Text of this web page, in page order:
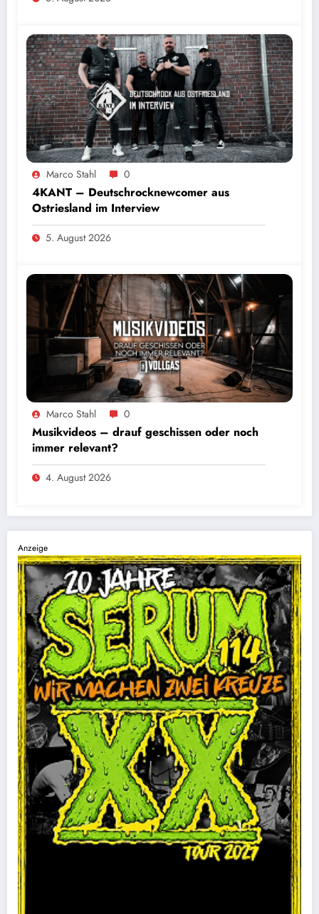
Marco Stahl 0
4KANT – Deutschrocknewcomer aus
Ostriesland im Interview
5. August 2026
Marco Stahl 0
Musikvideos – drauf geschissen oder noch
immer relevant?
4. August 2026
Anzeige